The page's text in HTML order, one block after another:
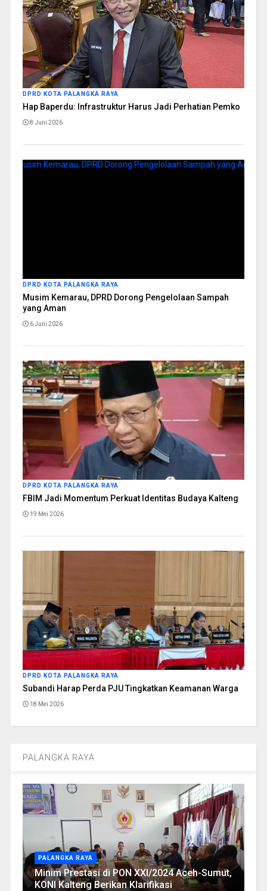
DPRD KOTA PALANGKA RAYA
Hap Baperdu: Infrastruktur Harus Jadi Perhatian Pemko
8 Juni 2026
DPRD KOTA PALANGKA RAYA
Musim Kemarau, DPRD Dorong Pengelolaan Sampah
yang Aman
6 Juni 2026
DPRD KOTA PALANGKA RAYA
FBIM Jadi Momentum Perkuat Identitas Budaya Kalteng
19 Mei 2026
DPRD KOTA PALANGKA RAYA
Subandi Harap Perda PJU Tingkatkan Keamanan Warga
18 Mei 2026
PALANGKA RAYA
PALANGKA RAYA
Minim Prestasi di PON XXI/2024 Aceh-Sumut,
KONI Kalteng Berikan Klarifikasi